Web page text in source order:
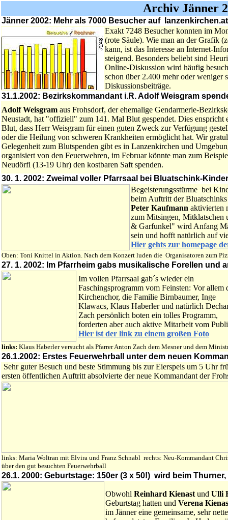
Archiv Jänner
Jänner 2002: Mehr als 7000 Besucher auf
Exakt 7248 Besucher konnten im
(rote Säule). Wie man an der Grafik
kann, ist das Interesse an Internet-
steigend. Besonders beliebt sind
Online-Diskussion wird häufig
schon über 2.400 mehr oder weniger
Diskussionsbeiträge.
31.1.2002: Bezirkskommandant i.R. Adolf Weisgram
Adolf Weisgram aus Frohsdorf, der ehemalige Gendarmerie-
Neustadt, hat "offiziell" zum 141. Mal Blut gespendet. Dies enspricht
Blut, dass Herr Weisgram für einen guten Zweck zur Verfügung
oder die Heilung von schweren Krankheiten ermöglicht hat. Wir
Gelegenheit zum Blutspenden gibt es in Lanzenkirchen und
organisiert von den Feuerwehren, im Februar könnte man zum
Neudörfl (13-19 Uhr) den kostbaren Saft spenden.
30. 1. 2002: Zweimal voller Pfarrsaal bei Bluatschink-
Begeisterungsstürme bei
beim Auftritt der
Peter Kaufmann aktivierten
zum Mitsingen,
& Garfunkel" wird Anfang
sein und hofft natürlich auf
Hier gehts zur homepage
Oben: Toni Knittel in Aktion. Nach dem Konzert luden die Organisatoren zum
27. 1. 2002: Im Pfarrheim gabs musikalische Forellen und
Im vollen Pfarrsaal gab´s wieder ein
Faschingsprogramm vom Feinsten: Vor allem
Kirchenchor, die Familie Birnbaumer, Inge
Klawacs, Klaus Haberler und natürlich
Zach persönlich boten ein tolles Programm,
forderten aber auch aktive Mitarbeit vom
Hier ist der link zu einem großen Foto
links: Klaus Haberler versucht als Pfarrer Anton Zach dem Mesner und dem
26.1.2002: Erstes Feuerwehrball unter dem neuen
Sehr guter Besuch und beste Stimmung bis zur Eierspeis um 5 Uhr
ersten öffentlichen Auftritt absolvierte der neue Kommandant der
links: Maria Woltran mit Elvira und Franz Schnabl rechts: Neu-Kommandant
über den gut besuchten Feuerwehrball
26.1. 2000: Geburtstage: 150er (3 x 50!) wird beim
Obwohl Reinhard Kienast und Ulli
Geburtstag hatten und Verena
im Jänner eine gemeinsame, sehr